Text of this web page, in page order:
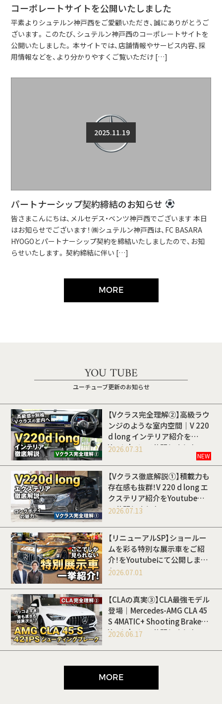
コーポレートサイトを公開いたしました
平素よりシュテルン神戸西をご愛顧いただき、誠にありがとうご
ざいます。 このたび、シュテルン神戸西のコーポレートサイトを
公開いたしました。 本サイトでは、店舗情報やサービス内容、採
用情報などを、より分かりやすくご覧いただけ […]
2025.11.19
パートナーシップ契約締結のお知らせ
皆さまこんにちは、メルセデス・ベンツ神戸西でございます 本日
はお知らせでございます！ ㈱シュテルン神戸西は、FC BASARA
HYOGOとパートナーシップ契約を締結いたしましたので、お知
らせいたします。 契約締結に伴い […]
MORE
YOU TUBE
ユーチューブ更新のお知らせ
【Vクラス完全理解②】高級ラウ
ンジのような室内空間｜V 220
d long インテリア紹介を
Youtubeにて公開しました
2026.07.31
NEW
【Vクラス徹底解説①】積載力も
存在感も抜群！V 220 d long エ
クステリア紹介をYoutubeに
て公開しました
2026.07.13
【リニューアルSP】ショールー
ムを彩る特別な展示車をご紹
介！をYoutubeにて公開しまし
た
2026.07.01
【CLAの真実③】CLA最強モデル
登場｜Mercedes-AMG CLA 45
S 4MATIC+ Shooting Brakeを
Youtubeにて公開しました
2026.06.17
MORE